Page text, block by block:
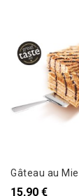
15,90 €